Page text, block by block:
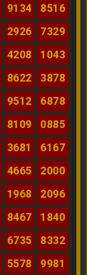
9134
8516
2926
7329
4208
1043
8622
3878
9512
6878
8109
0885
3681
6167
4665
2000
1968
2096
8467
1840
6735
8332
5578
9981